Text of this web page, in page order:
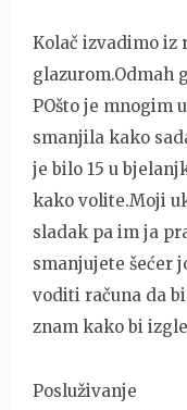
Kolač izvadimo iz
glazurom.Odmah
POšto je mnogim
smanjila kako
je bilo 15 u
kako volite.Moji
sladak pa im ja
smanjujete šećer
voditi računa da
znam kako bi
Posluživanje